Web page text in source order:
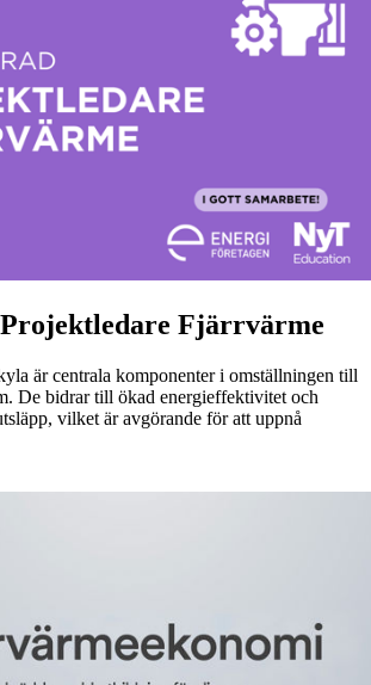
Fjärrvärme
är centrala komponenter i omställningen till
De bidrar till ökad energieffektivitet och
vilket är avgörande för att uppnå